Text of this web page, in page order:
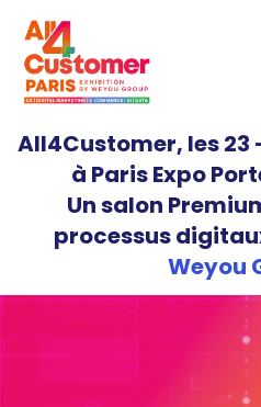
contenu
All4Customer, les 23
à Paris Expo
Un salon
processus
Weyou